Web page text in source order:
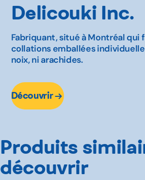
Delicouki Inc.
Fabriquant, situé à Montréal qui
collations emballées
noix, ni arachides.
Découvrir
Produits
découvrir